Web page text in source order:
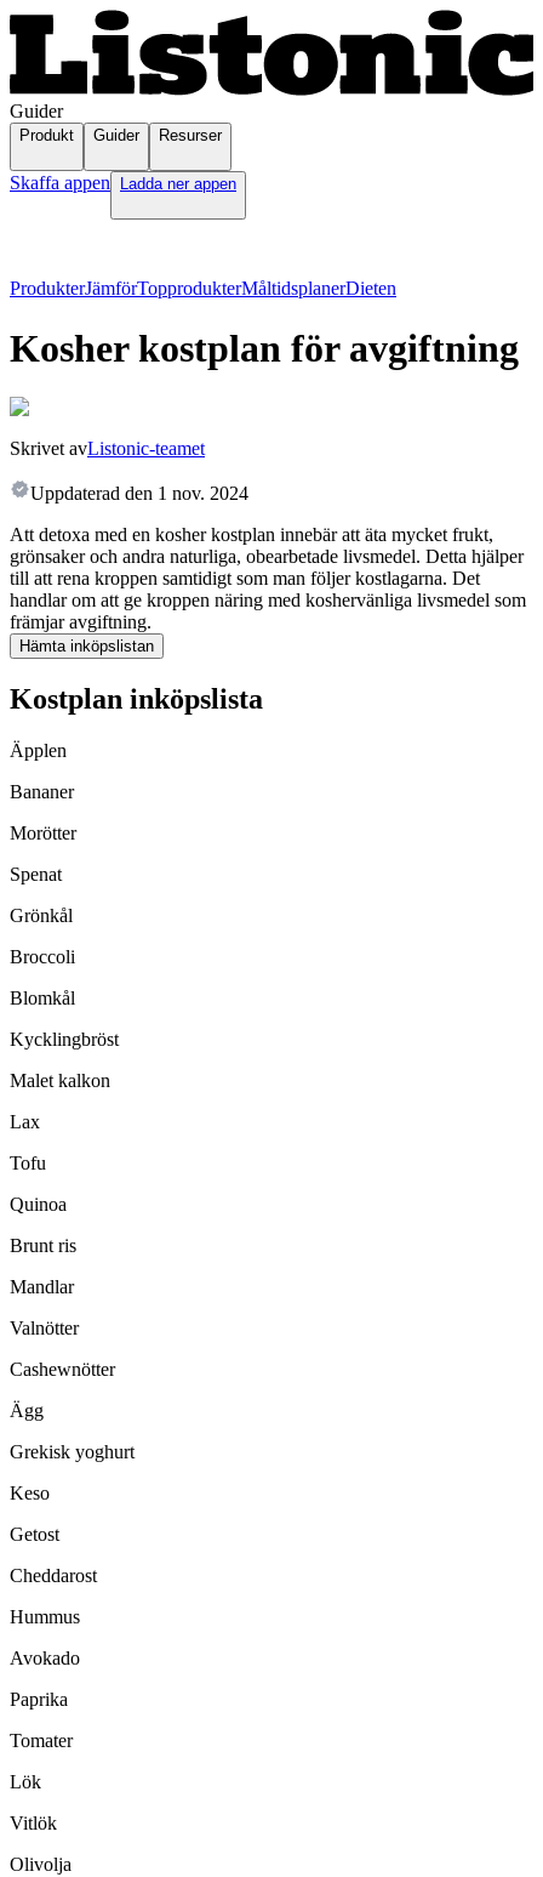
Guider
Produkt Guider Resurser
Skaffa appen Ladda ner appen
ProdukterJämförTopprodukterMåltidsplanerDieten
Kosher kostplan för avgiftning
Skrivet avListonic-teamet
Uppdaterad den 1 nov. 2024
Att detoxa med en kosher kostplan innebär att äta mycket frukt,
grönsaker och andra naturliga, obearbetade livsmedel. Detta hjälper
till att rena kroppen samtidigt som man följer kostlagarna. Det
handlar om att ge kroppen näring med koshervänliga livsmedel som
främjar avgiftning.
Hämta inköpslistan
Kostplan inköpslista
Äpplen
Bananer
Morötter
Spenat
Grönkål
Broccoli
Blomkål
Kycklingbröst
Malet kalkon
Lax
Tofu
Quinoa
Brunt ris
Mandlar
Valnötter
Cashewnötter
Ägg
Grekisk yoghurt
Keso
Getost
Cheddarost
Hummus
Avokado
Paprika
Tomater
Lök
Vitlök
Olivolja